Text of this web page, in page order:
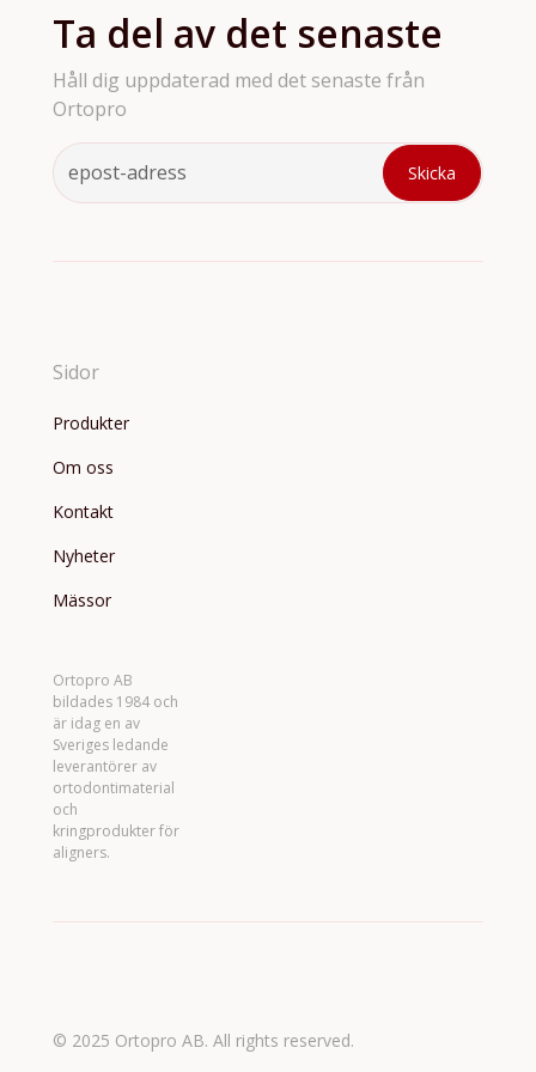
Ta del av det senaste
Håll dig uppdaterad med det senaste från
Ortopro
Sidor
Produkter
Om oss
Kontakt
Nyheter
Mässor
Ortopro AB
bildades 1984 och
är idag en av
Sveriges ledande
leverantörer av
ortodontimaterial
och
kringprodukter för
aligners.
© 2025 Ortopro AB. All rights reserved.